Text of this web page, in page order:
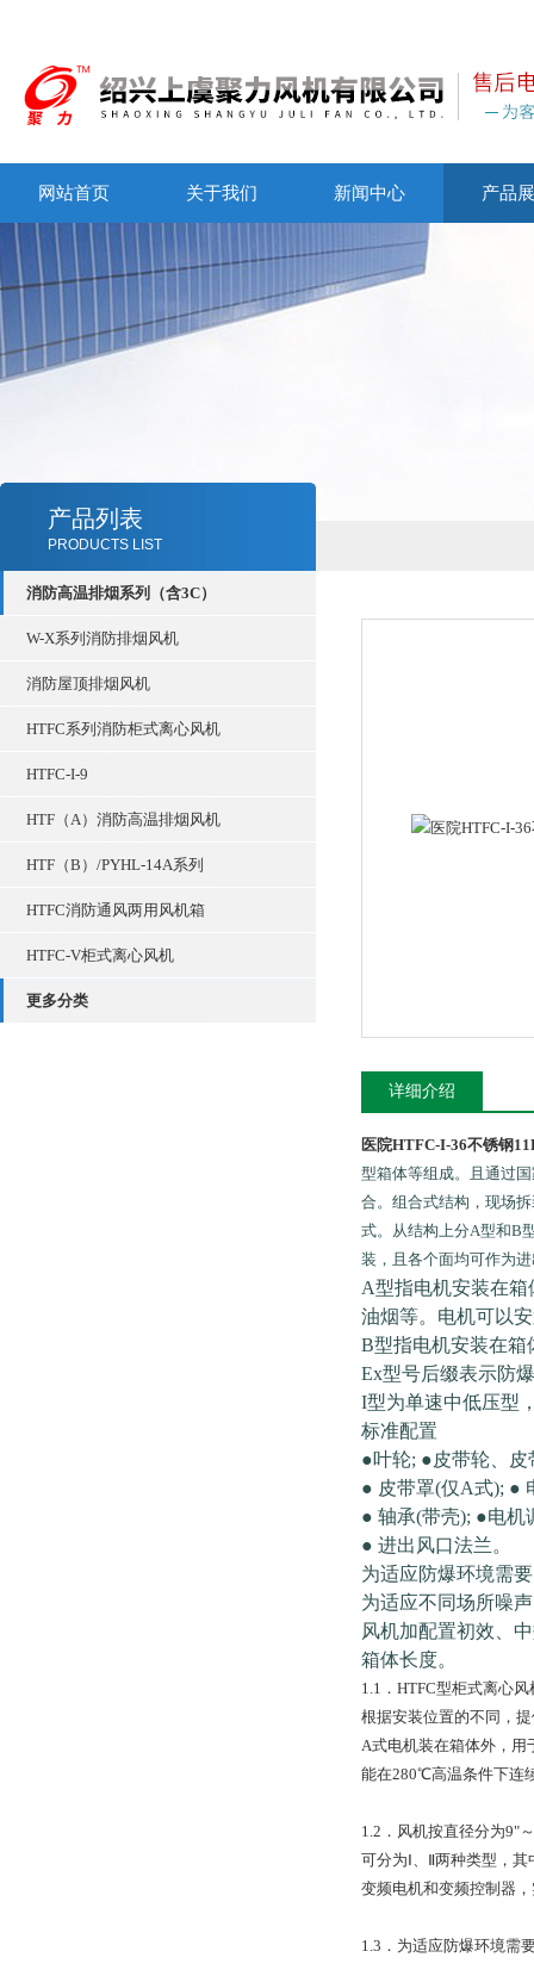
网站首页 关于我们 新闻中心 产品
产品列表
PRODUCTS LIST
消防高温排烟系列（含3C）
W-X系列消防排烟风机
消防屋顶排烟风机
HTFC系列消防柜式离心风机
HTFC-I-9
HTF（A）消防高温排烟风机
HTF（B）/PYHL-14A系列
HTFC消防通风两用风机箱
HTFC-V柜式离心风机
更多分类
详细介绍
医院HTFC-I-36不锈钢
型箱体等组成。且通过
合。组合式结构，现场
式。从结构上分A型和B
装，且各个面均可作为
A型指电机安装在
油烟等。电机可以
B型指电机安装在箱
Ex型号后缀表示防
I型为单速中低压型
标准配置
●叶轮; ●皮带轮、
● 皮带罩(仅A式); ●
● 轴承(带壳); ●电机
● 进出风口法兰。
为适应防爆环境需
为适应不同场所噪
风机加配置初效、
箱体长度。
1.1．HTFC型柜式离心
根据安装位置的不同，
A式电机装在箱体外，用
能在280℃高温条件下连
1.2．风机按直径分为9"
可分为Ⅰ、Ⅱ两种类型，
变频电机和变频控制器
1.3．为适应防爆环境需